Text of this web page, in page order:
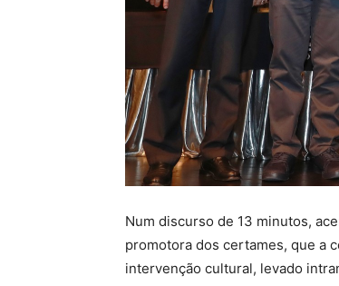
Num discurso de 13 minutos,
promotora dos certames, que a
intervenção cultural, levado